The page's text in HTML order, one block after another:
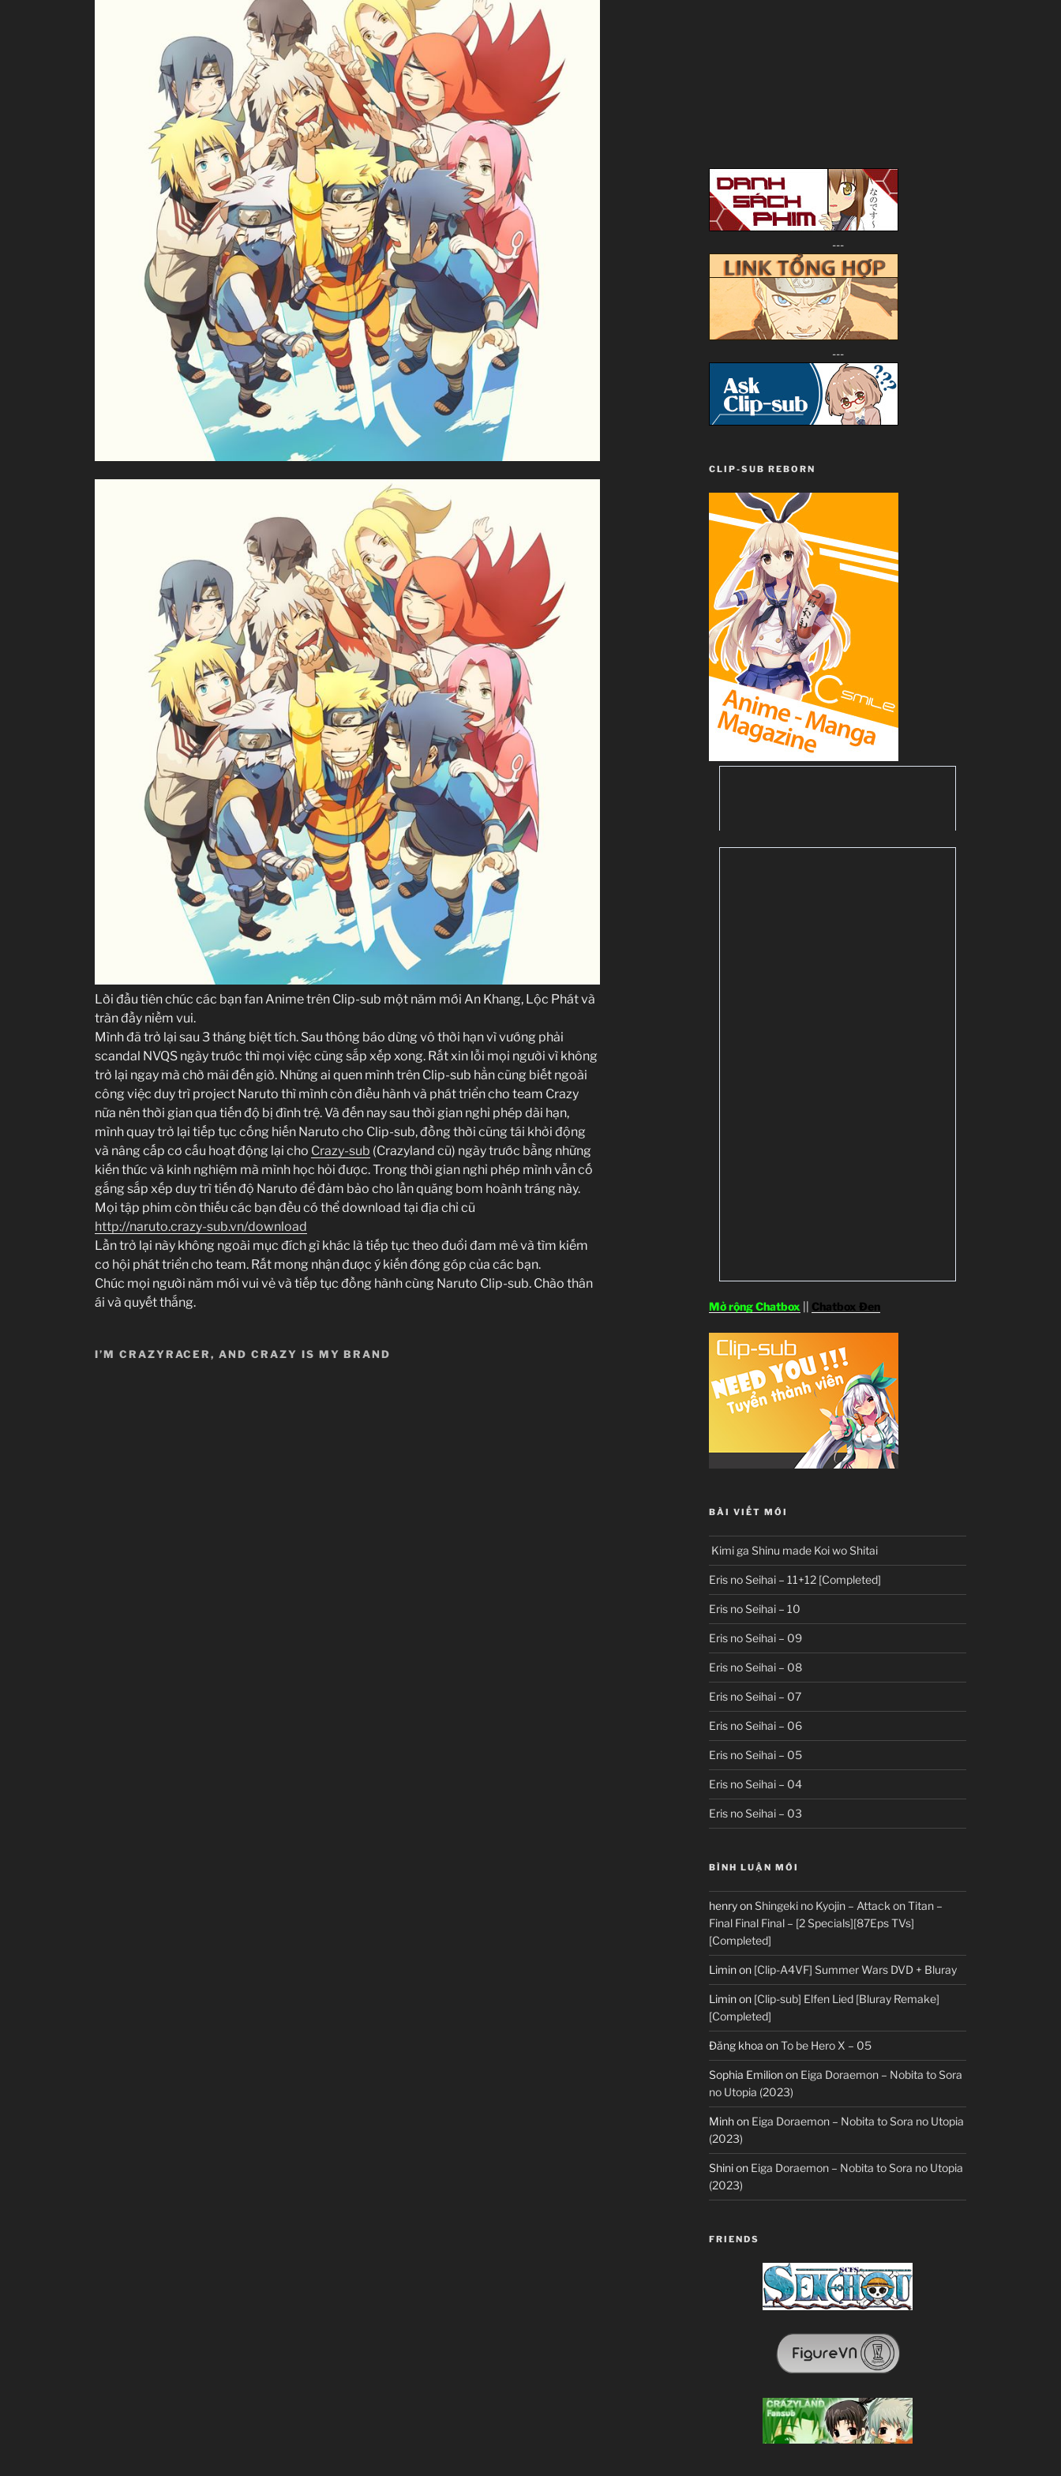
Lời đầu tiên chúc các bạn fan Anime trên Clip-sub một năm mới An Khang, Lộc Phát và
tràn đầy niềm vui.
Mình đã trở lại sau 3 tháng biệt tích. Sau thông báo dừng vô thời hạn vì vướng phải
scandal NVQS ngày trước thì mọi việc cũng sắp xếp xong. Rất xin lỗi mọi người vì không
trở lại ngay mà chờ mãi đến giờ. Những ai quen mình trên Clip-sub hẳn cũng biết ngoài
công việc duy trì project Naruto thì mình còn điều hành và phát triển cho team Crazy
nữa nên thời gian qua tiến độ bị đình trệ. Và đến nay sau thời gian nghỉ phép dài hạn,
mình quay trở lại tiếp tục cống hiến Naruto cho Clip-sub, đồng thời cũng tái khởi động
và nâng cấp cơ cấu hoạt động lại cho Crazy-sub (Crazyland cũ) ngày trước bằng những
kiến thức và kinh nghiệm mà mình học hỏi được. Trong thời gian nghỉ phép mình vẫn cố
gắng sắp xếp duy trì tiến độ Naruto để đảm bảo cho lần quăng bom hoành tráng này.
Mọi tập phim còn thiếu các bạn đều có thể download tại địa chỉ cũ
http://naruto.crazy-sub.vn/download
Lần trở lại này không ngoài mục đích gì khác là tiếp tục theo đuổi đam mê và tìm kiếm
cơ hội phát triển cho team. Rất mong nhận được ý kiến đóng góp của các bạn.
Chúc mọi người năm mới vui vẻ và tiếp tục đồng hành cùng Naruto Clip-sub. Chào thân
ái và quyết thắng.
I’M CRAZYRACER, AND CRAZY IS MY BRAND
---
---
CLIP-SUB REBORN
Mở rộng Chatbox Chatbox Đen
BÀI VIẾT MỚI
Kimi ga Shinu made Koi wo Shitai
Eris no Seihai – 11+12 [Completed]
Eris no Seihai – 10
Eris no Seihai – 09
Eris no Seihai – 08
Eris no Seihai – 07
Eris no Seihai – 06
Eris no Seihai – 05
Eris no Seihai – 04
Eris no Seihai – 03
BÌNH LUẬN MỚI
henryonShingeki no Kyojin – Attack on Titan –
Final Final Final – [2 Specials][87Eps TVs]
[Completed]
Liminon [Clip-A4VF] Summer Wars DVD + Bluray
Liminon [Clip-sub] Elfen Lied [Bluray Remake]
[Completed]
Đăng khoa onTo be Hero X – 05
Sophia Emilionon Eiga Doraemon – Nobita to Sora
no Utopia (2023)
Minhon Eiga Doraemon – Nobita to Sora no Utopia
(2023)
Shinion Eiga Doraemon – Nobita to Sora no Utopia
(2023)
FRIENDS